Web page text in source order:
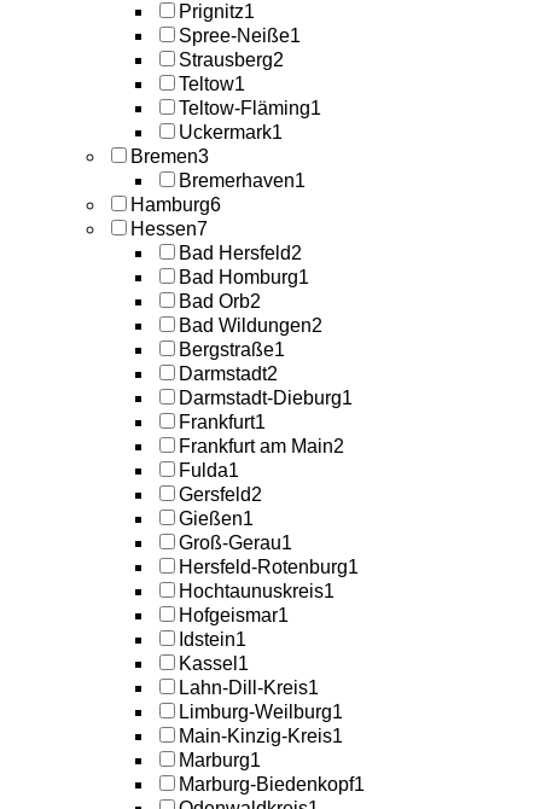
Prignitz1
Spree-Neiße1
Strausberg2
Teltow1
Teltow-Fläming1
Uckermark1
Bremen3
Bremerhaven1
Hamburg6
Hessen7
Bad Hersfeld2
Bad Homburg1
Bad Orb2
Bad Wildungen2
Bergstraße1
Darmstadt2
Darmstadt-Dieburg1
Frankfurt1
Frankfurt am Main2
Fulda1
Gersfeld2
Gießen1
Groß-Gerau1
Hersfeld-Rotenburg1
Hochtaunuskreis1
Hofgeismar1
Idstein1
Kassel 1
Lahn-Dill-Kreis1
Limburg-Weilburg1
Main-Kinzig-Kreis1
Marburg1
Marburg-Biedenkopf1